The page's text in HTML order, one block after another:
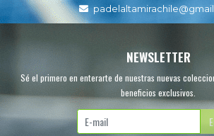
NEWSLETTER
Sé el primero en enterarte de nuestras nuevas
beneficios exclusivos.